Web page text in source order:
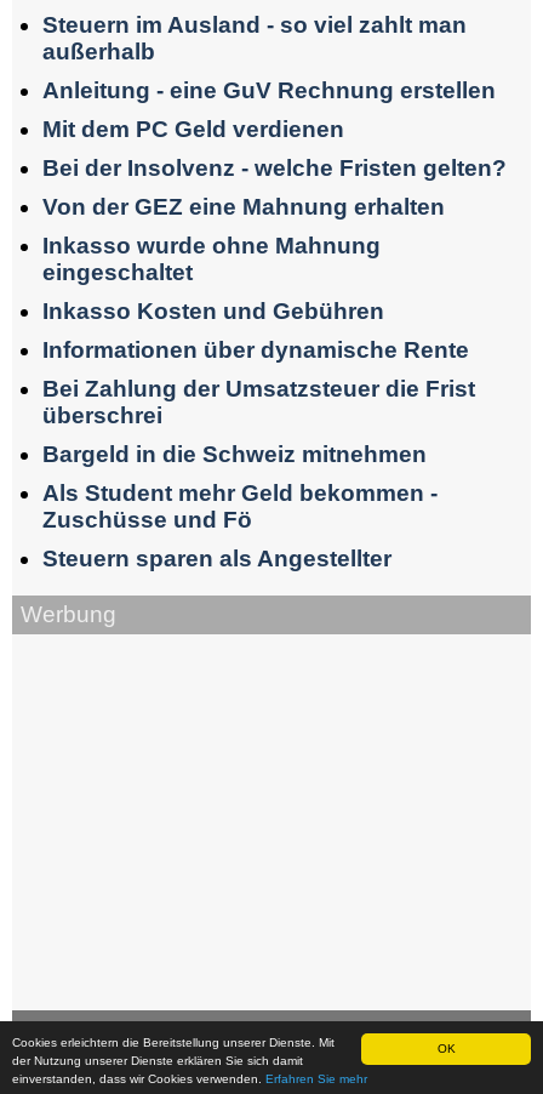
OK
Cookies erleichtern die Bereitstellung unserer Dienste. Mit
der Nutzung unserer Dienste erklären Sie sich damit
einverstanden, dass wir Cookies verwenden. Erfahren Sie mehr
Steuern im Ausland - so viel zahlt man
außerhalb
Anleitung - eine GuV Rechnung erstellen
Mit dem PC Geld verdienen
Bei der Insolvenz - welche Fristen gelten?
Von der GEZ eine Mahnung erhalten
Inkasso wurde ohne Mahnung
eingeschaltet
Inkasso Kosten und Gebühren
Informationen über dynamische Rente
Bei Zahlung der Umsatzsteuer die Frist
überschrei
Bargeld in die Schweiz mitnehmen
Als Student mehr Geld bekommen -
Zuschüsse und Fö
Steuern sparen als Angestellter
Werbung
© copyright 2006 -2026 by piloh.de